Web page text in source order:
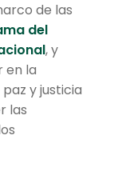
de las
del
, y
en la
y justicia
las